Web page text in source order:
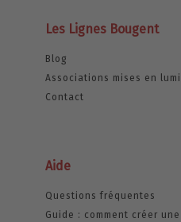
Les Lignes Bougent
Blog
Associations mises en
Contact
Aide
Questions fréquentes
Guide : comment créer